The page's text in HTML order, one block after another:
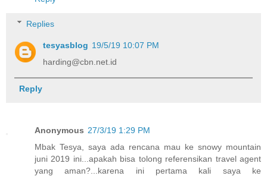
Replies
tesyasblog 19/5/19 10:07 PM
harding@cbn.net.id
Reply
Anonymous 27/3/19 1:29 PM
Mbak Tesya, saya ada rencana mau ke snowy mountain
juni 2019 ini...apakah bisa tolong referensikan travel agent
yang aman?...karena ini pertama kali saya ke